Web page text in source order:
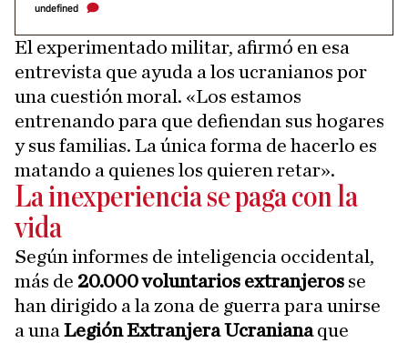
undefined
El experimentado militar, afirmó en esa
entrevista que ayuda a los ucranianos por
una cuestión moral. «Los estamos
entrenando para que defiendan sus hogares
y sus familias. La única forma de hacerlo es
matando a quienes los quieren retar».
La inexperiencia se paga con la
vida
Según informes de inteligencia occidental,
más de 20.000 voluntarios extranjeros se
han dirigido a la zona de guerra para unirse
a una Legión Extranjera Ucranianaque